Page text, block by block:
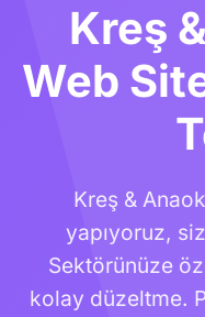
Kreş
Web
Kreş &
yapıyoruz,
Sektörünüze
kolay düzeltme.